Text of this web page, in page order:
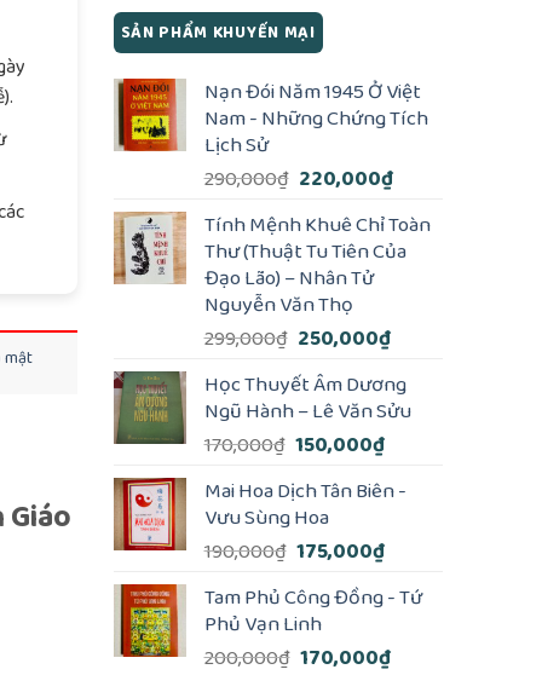
mật
Giáo
SẢN PHẨM KHUYẾN MẠI
Nạn Đói Năm 1945 Ở Việt
Nam - Những Chứng Tích
Lịch Sử
290,000₫ Giá
là:
290,000₫.
220,000₫Giá
tại
là:
Tính Mệnh Khuê Chỉ Toàn
Thư (Thuật Tu Tiên Của
Đạo Lão) – Nhân Tử
Nguyễn Văn Thọ
299,000₫ Giá
là:
299,000₫.
250,000₫Giá
tại
là:
Học Thuyết Âm Dương
Ngũ Hành – Lê Văn Sửu
170,000₫ Giá
là:
170,000₫.
150,000₫Giá
tại
150,000₫.
Mai Hoa Dịch Tân Biên -
Vưu Sùng Hoa
190,000₫ Giá
là:
190,000₫.
175,000₫Giá
tại
175,000₫.
Tam Phủ Công Đồng - Tứ
Phủ Vạn Linh
200,000₫ Giá
170,000₫Giá